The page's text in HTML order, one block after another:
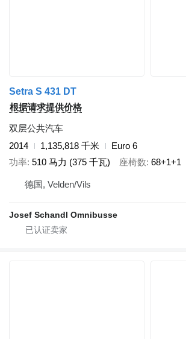
Setra S 431 DT
根据请求提供价格
双层公共汽车
2014
1,135,818 千米
Euro 6
功率 510 马力 (375 千瓦) 座椅数 68+1+1
德国, Velden/Vils
Josef Schandl Omnibusse